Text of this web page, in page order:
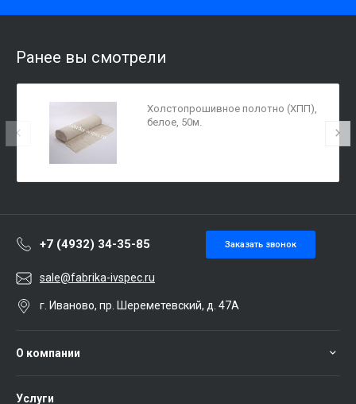
Ранее вы смотрели
Холстопрошивное полотно (ХПП),
белое, 50м.
+7 (4932) 34-35-85 Заказать звонок
sale@fabrika-ivspec.ru
г. Иваново, пр. Шереметевский, д. 47А
О компании
Услуги